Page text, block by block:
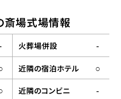
斎場式場情報
火葬場併設 -
近隣の宿泊ホテル ○
近隣のコンビニ -